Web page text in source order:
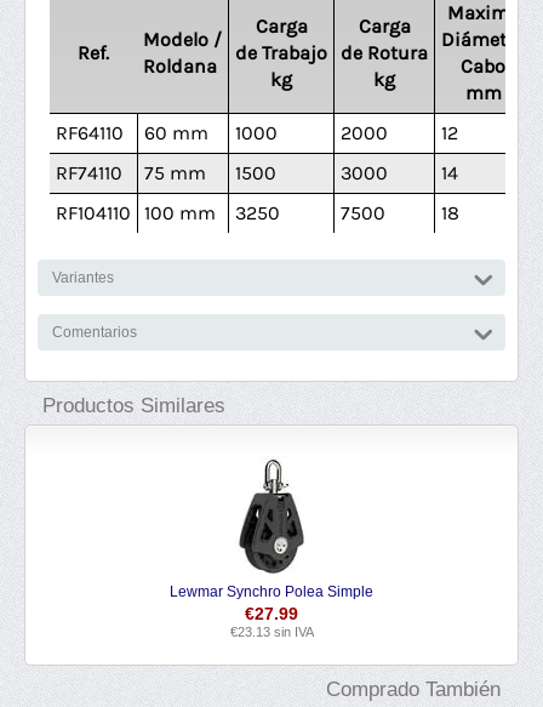
Ref.
Modelo /
Roldana
Carga
de Trabajo
kg
Carga
de Rotura
kg
Maximo
Diámetro
Cabo
mm
RF64110 60 mm 1000 2000 12
RF74110
75 mm 1500 3000 14
RF104110
100 mm 3250 7500 18
Variantes
Comentarios
Productos Similares
Lewmar Synchro Polea Simple
sin IVA
Comprado También